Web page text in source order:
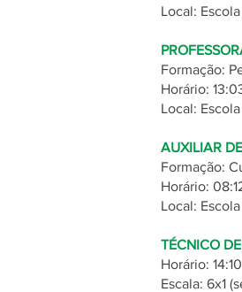
Local:
Formação:
Horário:
Local:
AUXILIAR
Formação:
Horário:
Local:
TÉCNICO
Horário:
Escala: 6x1